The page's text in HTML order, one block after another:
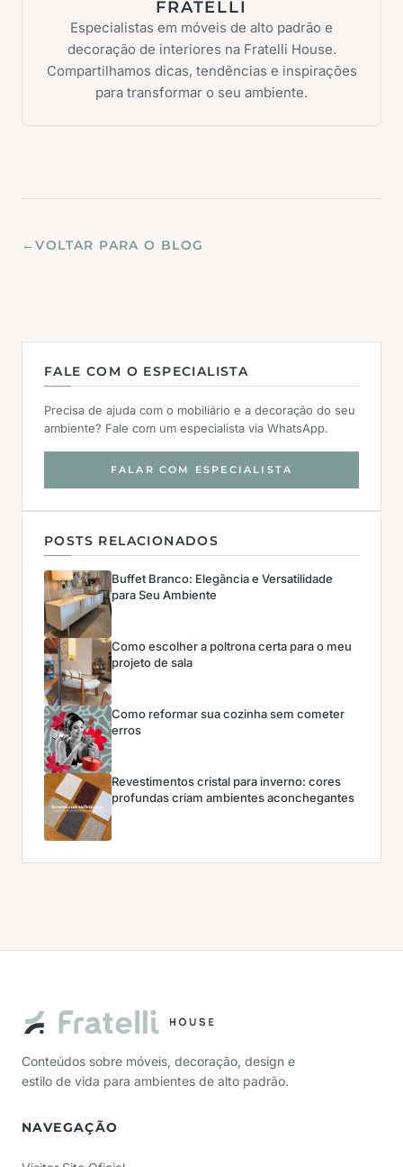
FRATELLI
Especialistas em móveis de alto padrão e
decoração de interiores na Fratelli House.
Compartilhamos dicas, tendências e inspirações
para transformar o seu ambiente.
←VOLTAR PARA O BLOG
FALE COM O ESPECIALISTA
Precisa de ajuda com o mobiliário e a decoração do seu
ambiente? Fale com um especialista via WhatsApp.
FALAR COM ESPECIALISTA
POSTS RELACIONADOS
Buffet Branco: Elegância e Versatilidade
para Seu Ambiente
Como escolher a poltrona certa para o meu
projeto de sala
Como reformar sua cozinha sem cometer
erros
Revestimentos cristal para inverno: cores
profundas criam ambientes aconchegantes
Conteúdos sobre móveis, decoração, design e
estilo de vida para ambientes de alto padrão.
NAVEGAÇÃO